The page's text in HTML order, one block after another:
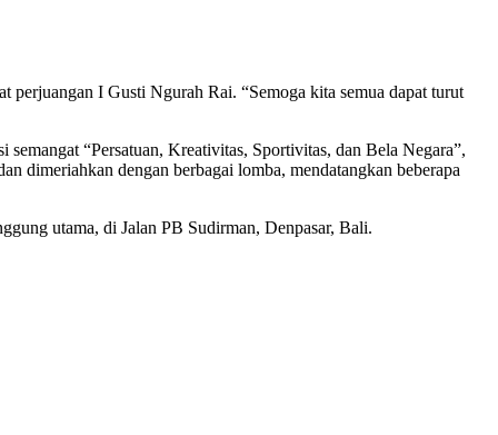
I Gusti Ngurah Rai. “Semoga kita semua dapat turut
“Persatuan, Kreativitas, Sportivitas, dan Bela Negara”,
dimeriahkan dengan berbagai lomba, mendatangkan beberapa
utama, di Jalan PB Sudirman, Denpasar, Bali.